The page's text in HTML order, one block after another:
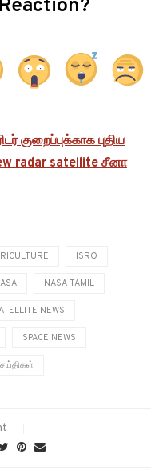
குறைப்புக்காக புதிய
radar satellite சீனா
ISRO
NASA TAMIL
NEWS
SPACE NEWS